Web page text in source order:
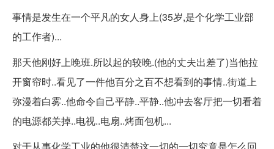
事情是发生在一个平凡的女人身上(35岁,是个化学工业部
的工作者)...
那天他刚好上晚班.所以起的较晚.(他的丈夫出差了)当他拉
开窗帘时..看见了一件他百分之百不想看到的事情..街道上
弥漫着白雾..他命令自己平静..平静..他冲去客厅把一切看着
的电源都关掉..电视..电扇..烤面包机...
对于从事化学工业的他很清楚这一切的一切究竟是怎么回